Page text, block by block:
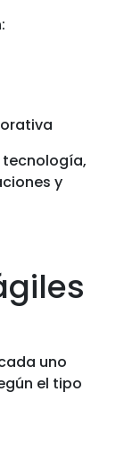
tecnología,
y
uno
el tipo